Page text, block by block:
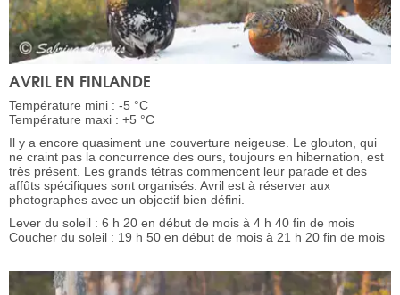
AVRIL EN FINLANDE
Température mini : -5 °C
Température maxi : +5 °C
Il y a encore quasiment une couverture neigeuse. Le glouton, qui
ne craint pas la concurrence des ours, toujours en hibernation, est
très présent. Les grands tétras commencent leur parade et des
affûts spécifiques sont organisés. Avril est à réserver aux
photographes avec un objectif bien défini.
Lever du soleil : 6 h 20 en début de mois à 4 h 40 fin de mois
Coucher du soleil : 19 h 50 en début de mois à 21 h 20 fin de mois